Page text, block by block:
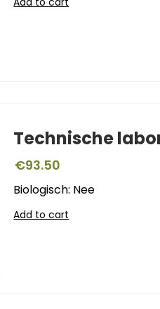
Technische
€93.50
Biologisch: Nee
Add to cart